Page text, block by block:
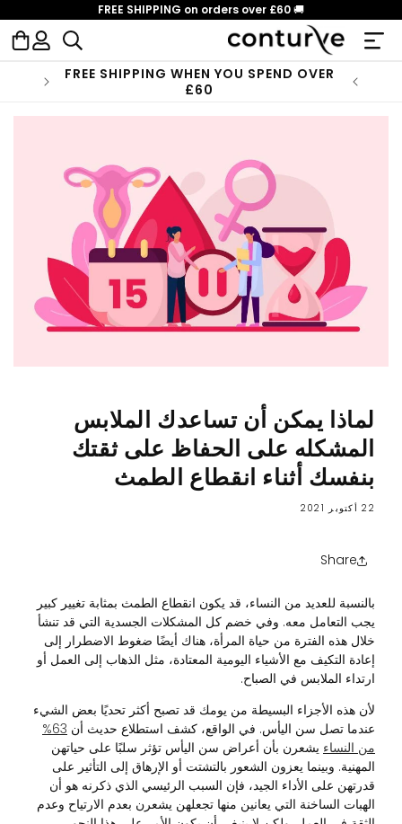
content
FREE SHIPPING on orders over £60
Log
in
Cart
FREE SHIPPING WHEN YOU SPEND OVER
£60
لماذا يمكن أن تساعدك الملابس
المشكله على الحفاظ على ثقتك
بنفسك أثناء انقطاع الطمث
Share
بالنسبة للعديد من النساء، قد يكون انقطاع الطمث بمثابة تغيير كبير
يجب التعامل معه. وفي خضم كل المشكلات الجسدية التي قد تنشأ
خلال هذه الفترة من حياة المرأة، هناك أيضًا ضغوط الاضطرار إلى
إعادة التكيف مع الأشياء اليومية المعتادة، مثل الذهاب إلى العمل أو
ارتداء الملابس في الصباح.
لأن هذه الأجزاء البسيطة من يومك قد تصبح أكثر تحديًا بعض الشيء
عندما تصل سن اليأس. في الواقع، كشف استطلاع حديث أن
63%
من النساءيشعرن بأن أعراض سن اليأس تؤثر سلبًا على حياتهن
المهنية. وبينما يعزون الشعور بالتشتت أو الإرهاق إلى التأثير على
قدرتهن على الأداء الجيد، فإن السبب الرئيسي الذي ذكرنه هو أن
الهبات الساخنة التي يعانين منها تجعلهن يشعرن بعدم الارتياح وعدم